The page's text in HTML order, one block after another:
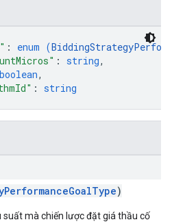
: enum (
: string,
boolean,
: string
)
suất mà chiến lược đặt giá thầu cố